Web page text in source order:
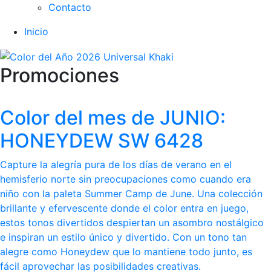
Contacto
Inicio
Promociones
Color del mes de JUNIO:
HONEYDEW SW 6428
Capture la alegría pura de los días de verano en el
hemisferio norte sin preocupaciones como cuando era
niño con la paleta Summer Camp de June. Una colección
brillante y efervescente donde el color entra en juego,
estos tonos divertidos despiertan un asombro nostálgico
e inspiran un estilo único y divertido. Con un tono tan
alegre como Honeydew que lo mantiene todo junto, es
fácil aprovechar las posibilidades creativas.